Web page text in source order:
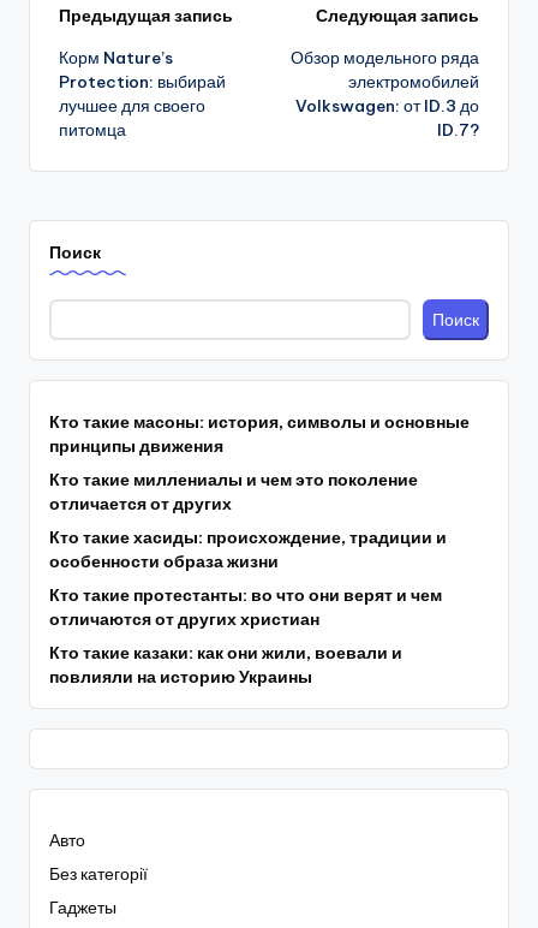
Навигация
записи
Предыдущая запись
Корм Nature’s
Protection: выбирай
лучшее для своего
питомца
Следующая запись
Обзор модельного ряда
электромобилей
Volkswagen: от ID.3 до
ID.7?
Поиск
Поиск
Кто такие масоны: история, символы и основные
принципы движения
Кто такие миллениалы и чем это поколение
отличается от других
Кто такие хасиды: происхождение, традиции и
особенности образа жизни
Кто такие протестанты: во что они верят и чем
отличаются от других христиан
Кто такие казаки: как они жили, воевали и
повлияли на историю Украины
Авто
Без категорії
Гаджеты